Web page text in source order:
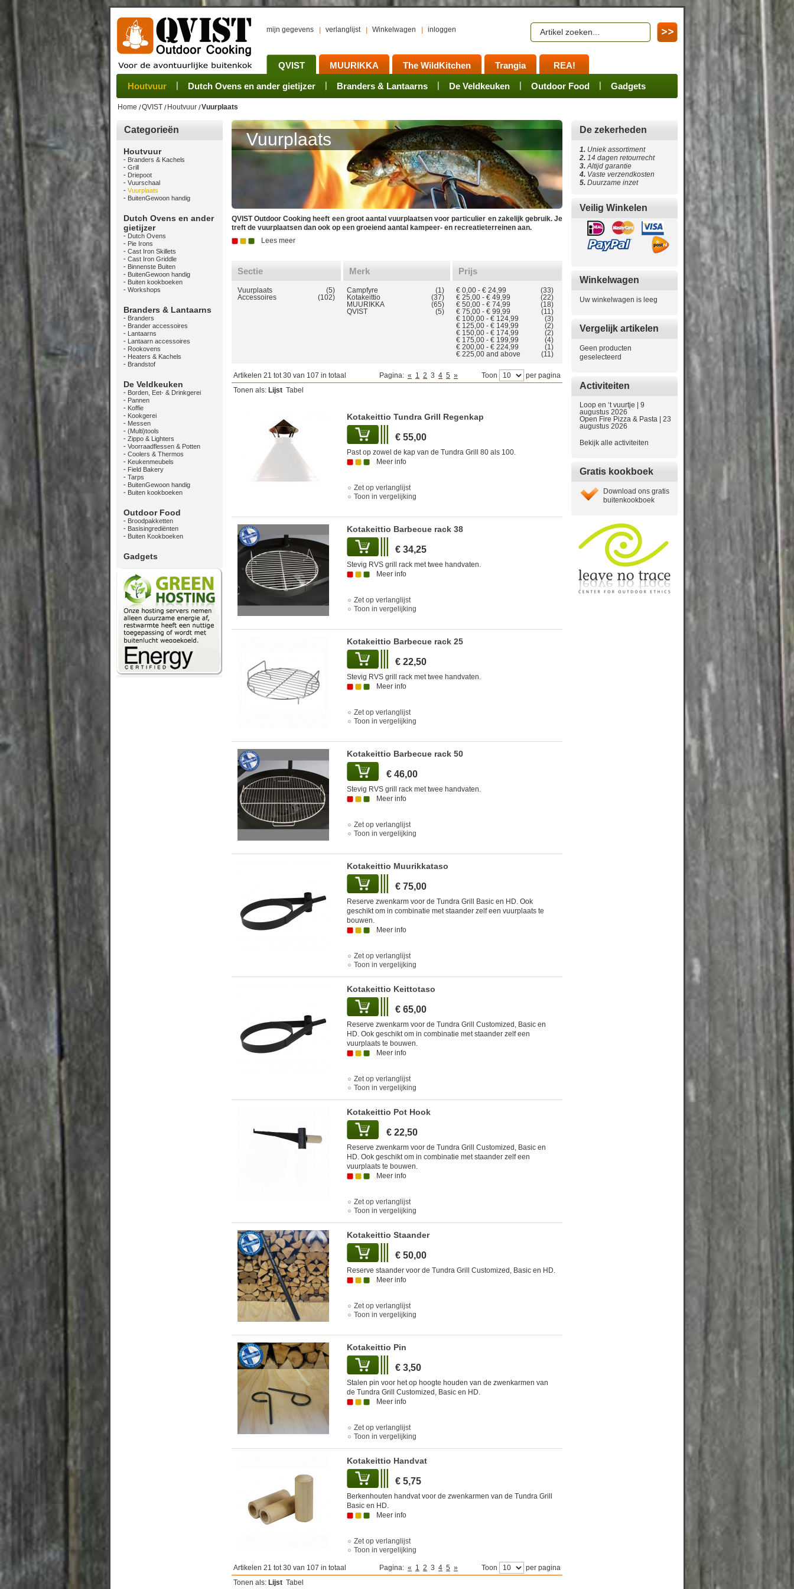
mijn gegevens verlanglijst Winkelwagen inloggen
QVIST
Houtvuur Dutch Ovens en ander gietijzer Branders & Lantaarns De Veldkeuken Outdoor Food Gadgets
MUURIKKA
Grillplaat & ijzers Pannen Rookovens Kotakeittio Branders Sets Accessoires
The WildKitchen
Oogsten Verwerken Bewaren Onderhoud Activiteiten Groepsarrangementen
Trangia
Sets Stoves Camping sets Pots, Pans, Kettles Mess tins Accessoires Spares Merchandize
REA!
Home QVIST Houtvuur Vuurplaats
Categorieën
Houtvuur
Branders & Kachels
Grill
Driepoot
Vuurschaal
Vuurplaats
BuitenGewoon handig
Dutch Ovens en ander
gietijzer
Dutch Ovens
Pie Irons
Cast Iron Skillets
Cast Iron Griddle
Binnenste Buiten
BuitenGewoon handig
Buiten kookboeken
Workshops
Branders & Lantaarns
Branders
Brander accessoires
Lantaarns
Lantaarn accessoires
Rookovens
Heaters & Kachels
Brandstof
De Veldkeuken
Borden, Eet- & Drinkgerei
Pannen
Koffie
Kookgerei
Messen
(Multi)tools
Zippo & Lighters
Voorraadflessen & Potten
Coolers & Thermos
Keukenmeubels
Field Bakery
Tarps
BuitenGewoon handig
Buiten kookboeken
Outdoor Food
Broodpakketten
Basisingrediënten
Buiten Kookboeken
Gadgets
Vuurplaats
QVIST Outdoor Cooking heeft een groot aantal vuurplaatsen voor particulier en zakelijk gebruik. Je
treft de vuurplaatsen dan ook op een groeiend aantal kampeer- en recreatieterreinen aan.
Lees meer
Sectie
Vuurplaats
(5)
Accessoires
(102)
Merk
Campfyre
(1)
Kotakeittio
(37)
MUURIKKA
(65)
QVIST
(5)
Prijs
€ 0,00 - € 24,99
(33)
€ 25,00 - € 49,99
(22)
€ 50,00 - € 74,99
(18)
€ 75,00 - € 99,99
(11)
€ 100,00 - € 124,99
(3)
€ 125,00 - € 149,99
(2)
€ 150,00 - € 174,99
(2)
€ 175,00 - € 199,99
(4)
€ 200,00 - € 224,99
(1)
€ 225,00 and above (11)
Artikelen 21 tot 30 van 107 in totaal Pagina: « 1 2 3 4 5 » Toon
per pagina
Tonen als: Lijst Tabel
Kotakeittio Tundra Grill Regenkap
€ 55,00
Past op zowel de kap van de Tundra Grill 80 als 100.
Meer info
Zet op verlanglijst
Toon in vergelijking
Kotakeittio Barbecue rack 38
€ 34,25
Stevig RVS grill rack met twee handvaten.
Meer info
Zet op verlanglijst
Toon in vergelijking
Kotakeittio Barbecue rack 25
€ 22,50
Stevig RVS grill rack met twee handvaten.
Meer info
Zet op verlanglijst
Toon in vergelijking
Kotakeittio Barbecue rack 50
€ 46,00
Stevig RVS grill rack met twee handvaten.
Meer info
Zet op verlanglijst
Toon in vergelijking
Kotakeittio Muurikkataso
€ 75,00
Reserve zwenkarm voor de Tundra Grill Basic en HD. Ook
geschikt om in combinatie met staander zelf een vuurplaats te
bouwen.
Meer info
Zet op verlanglijst
Toon in vergelijking
Kotakeittio Keittotaso
€ 65,00
Reserve zwenkarm voor de Tundra Grill Customized, Basic en
HD. Ook geschikt om in combinatie met staander zelf een
vuurplaats te bouwen.
Meer info
Zet op verlanglijst
Toon in vergelijking
Kotakeittio Pot Hook
€ 22,50
Reserve zwenkarm voor de Tundra Grill Customized, Basic en
HD. Ook geschikt om in combinatie met staander zelf een
vuurplaats te bouwen.
Meer info
Zet op verlanglijst
Toon in vergelijking
Kotakeittio Staander
€ 50,00
Reserve staander voor de Tundra Grill Customized, Basic en HD.
Meer info
Zet op verlanglijst
Toon in vergelijking
Kotakeittio Pin
€ 3,50
Stalen pin voor het op hoogte houden van de zwenkarmen van
de Tundra Grill Customized, Basic en HD.
Meer info
Zet op verlanglijst
Toon in vergelijking
Kotakeittio Handvat
€ 5,75
Berkenhouten handvat voor de zwenkarmen van de Tundra Grill
Basic en HD.
Meer info
Zet op verlanglijst
Toon in vergelijking
Artikelen 21 tot 30 van 107 in totaal Pagina: « 1 2 3 4 5 » Toon
per pagina
Tonen als: Lijst Tabel
De zekerheden
1. Uniek assortiment
2. 14 dagen retourrecht
3.Altijd garantie
4. Vaste verzendkosten
5. Duurzame inzet
Veilig Winkelen
Winkelwagen
Uw winkelwagen is leeg
Vergelijk artikelen
Geen producten
geselecteerd
Activiteiten
Loop en ‘t vuurtje | 9
augustus 2026
Open Fire Pizza & Pasta | 23
augustus 2026
Bekijk alle activiteiten
Gratis kookboek
Download ons gratis
buitenkookboek